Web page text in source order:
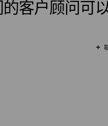
客户顾问可